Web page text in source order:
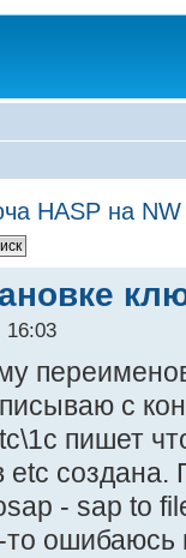
HASP на NW
16:03
с
пишет
etc
- sap to
ошибаюсь